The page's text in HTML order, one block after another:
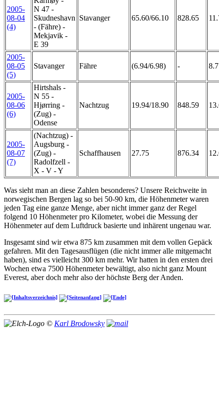
2005-
08-04
(4)
N 47 -
Skudneshavn
- (Fähre) -
Mekjavik -
E 39
Stavanger 65.60/66.10 828.65
2005-
08-05
(5)
Stavanger Fähre (6.94/6.98) -
2005-
08-06
(6)
Hirtshals -
N 55 -
Hjørring -
(Zug) -
Odense
Nachtzug 19.94/18.90 848.59
2005-
08-07
(7)
(Nachtzug) -
Augsburg -
(Zug) -
Radolfzell -
X - V - Y
Schaffhausen 27.75 876.34
Was sieht man an diese Zahlen besonderes? Unsere Reichweite in
norwegischen Bergen lag so bei 50-90 km, die Höhenmeter waren
jeden Tag eine ganze Menge, aber nicht immer ganz der Regel
folgend 10 Höhenmeter pro Kilometer, wobei die Messung der
Höhenmeter auf dem Luftdruck basierte und inhärent ungenau war.
Insgesamt sind wir etwa 875 km zusammen mit dem vollen Gepäck
gefahren. Mit den Tagesausflügen (die nicht immer alle mitgemacht
haben), sind es vielleicht 300 km mehr. Wir hatten in den ersten drei
Wochen etwa 7500 Höhenmeter bewältigt, also nicht ganz Mount
Everest, aber doch mehr also der höchste Berg der Anden.
© Karl Brodowsky